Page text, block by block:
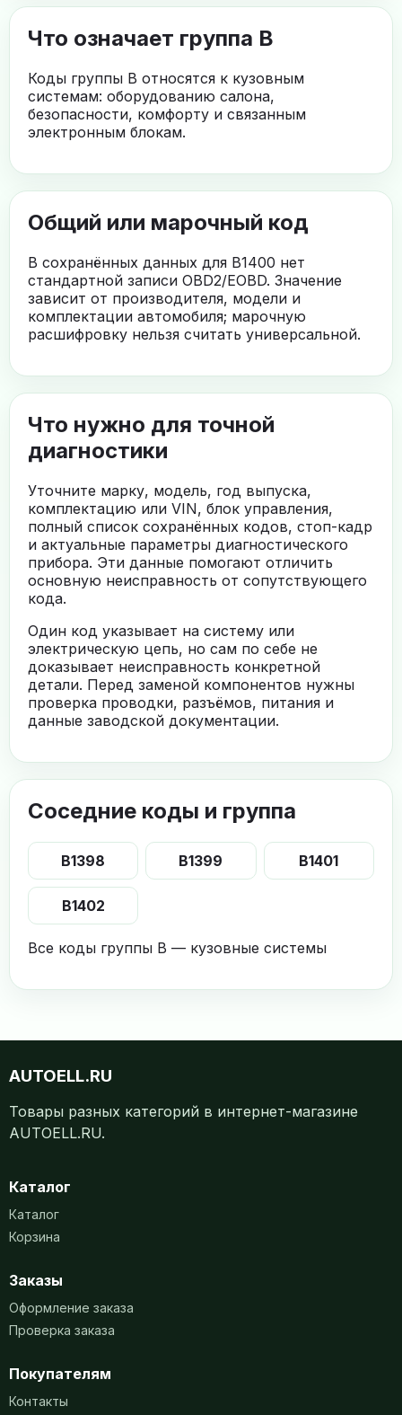
Что означает группа B
Коды группы B относятся к кузовным
системам: оборудованию салона,
безопасности, комфорту и связанным
электронным блокам.
Общий или марочный код
В сохранённых данных для B1400 нет
стандартной записи OBD2/EOBD. Значение
зависит от производителя, модели и
комплектации автомобиля; марочную
расшифровку нельзя считать универсальной.
Что нужно для точной
диагностики
Уточните марку, модель, год выпуска,
комплектацию или VIN, блок управления,
полный список сохранённых кодов, стоп-кадр
и актуальные параметры диагностического
прибора. Эти данные помогают отличить
основную неисправность от сопутствующего
кода.
Один код указывает на систему или
электрическую цепь, но сам по себе не
доказывает неисправность конкретной
детали. Перед заменой компонентов нужны
проверка проводки, разъёмов, питания и
данные заводской документации.
Соседние коды и группа
B1398 B1399 B1401
B1402
Все коды группы B — кузовные системы
AUTOELL.RU
Товары разных категорий в интернет-магазине
AUTOELL.RU.
Каталог
Каталог
Корзина
Заказы
Оформление заказа
Проверка заказа
Покупателям
Контакты